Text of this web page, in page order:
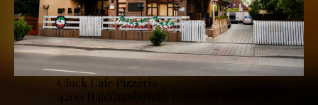
Clock Cafe Pizzéria
4200 Hajdúszoboszló, Hőforrás utca 22.